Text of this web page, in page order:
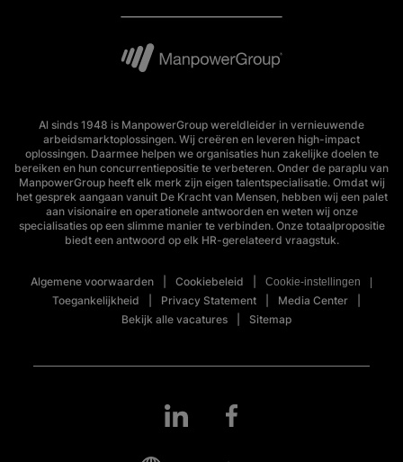
Al sinds 1948 is ManpowerGroup wereldleider in vernieuwende
arbeidsmarktoplossingen. Wij creëren en leveren high-impact
oplossingen. Daarmee helpen we organisaties hun zakelijke doelen te
bereiken en hun concurrentiepositie te verbeteren. Onder de paraplu van
ManpowerGroup heeft elk merk zijn eigen talentspecialisatie. Omdat wij
het gesprek aangaan vanuit De Kracht van Mensen, hebben wij een palet
aan visionaire en operationele antwoorden en weten wij onze
specialisaties op een slimme manier te verbinden. Onze totaalpropositie
biedt een antwoord op elk HR-gerelateerd vraagstuk.
Algemene voorwaarden Cookiebeleid Cookie-instellingen
Toegankelijkheid Privacy Statement
Media Center
Bekijk alle vacatures
Sitemap